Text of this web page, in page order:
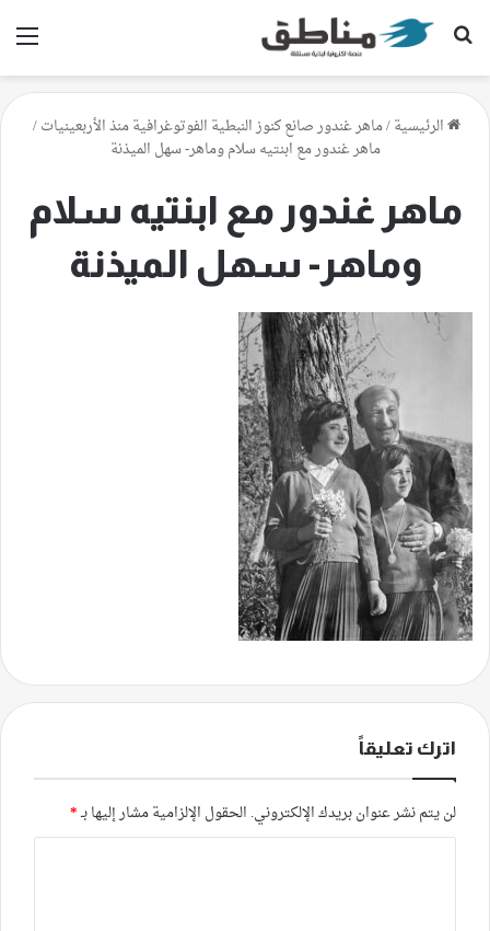
بحث عن
الرئيسية/ماهر غندور صانع كنوز النبطية الفوتوغرافية منذ الأربعينيات/
ماهر غندور مع ابنتيه سلام وماهر- سهل الميذنة
ماهر غندور مع ابنتيه سلام
وماهر- سهل الميذنة
اترك تعليقاً
لن يتم نشر عنوان بريدك الإلكتروني. الحقول الإلزامية مشار إليها بـ*